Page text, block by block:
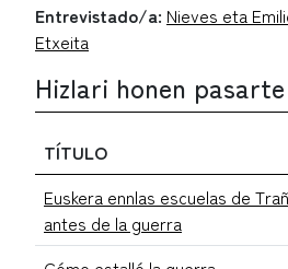
Entrevistado/a: Nieves eta
Etxeita
Hizlari honen
TÍTULO
Euskera ennlas escuelas de
antes de la guerra